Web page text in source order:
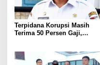
Terpidana Korupsi Masih
Terima 50 Persen Gaji,